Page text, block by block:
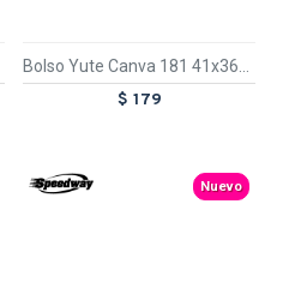
Bolso Yute Canva 181 41x36x15cm Naranja
$ 179
Nuevo
TEXTTRANSPARENTE